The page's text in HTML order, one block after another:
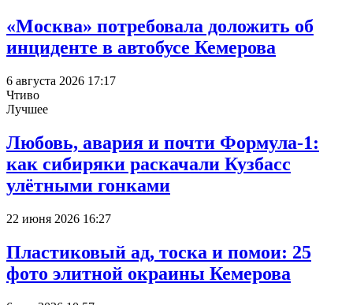
«Москва» потребовала доложить об
инциденте в автобусе Кемерова
6 августа 2026 17:17
Чтиво
Лучшее
Любовь, авария и почти Формула-1:
как сибиряки раскачали Кузбасс
улётными гонками
22 июня 2026 16:27
Пластиковый ад, тоска и помои: 25
фото элитной окраины Кемерова